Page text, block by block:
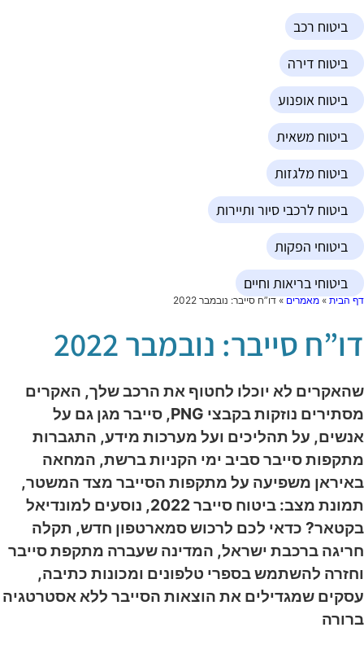
ביטוח רכב
ביטוח דירה
ביטוח אופנוע
ביטוח משאית
ביטוח מלגזות
ביטוח לרכבי סיור ותיירות
ביטוחי הפקות
ביטוחי בריאות וחיים
הבית»מאמרים»דו”ח סייבר: נובמבר 2022
סייבר: נובמבר 2022
לא יוכלו לחטוף את הרכב שלך, האקרים
מסתירים נוזקות בקבצי PNG, סייבר מגן גם על
על תהליכים ועל מערכות מידע, התגברות
סייבר סביב ימי הקניות ברשת, המחאה
משפיעה על מתקפות הסייבר מצד המשטר,
תמונת מצב: ביטוח סייבר 2022, נוסעים למונדיאל
כדאי לכם לרכוש סמארטפון חדש, תקלה
ברכבת ישראל, המדינה שעברה מתקפת סייבר
להשתמש בספרי טלפונים ומכונות כתיבה,
שמגדילים את הוצאות הסייבר ללא אסטרטגיה